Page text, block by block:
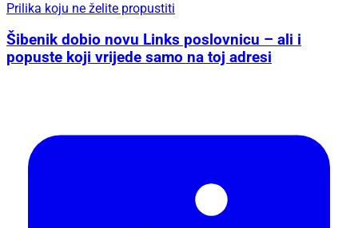
Prilika koju ne želite propustiti
Šibenik dobio novu Links poslovnicu – ali i
popuste koji vrijede samo na toj adresi